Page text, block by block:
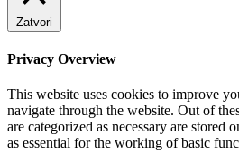
Zatvori
Privacy Overview
This website uses cookies to improve
navigate through the website. Out of
are categorized as necessary are stored
as essential for the working of basic